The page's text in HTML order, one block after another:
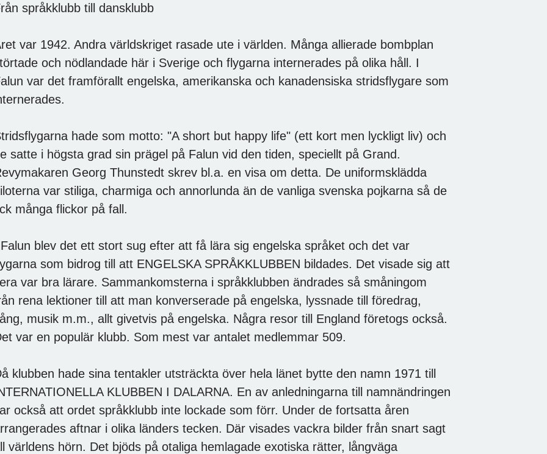
språkklubb till dansklubb
var 1942. Andra världskriget rasade ute i världen. Många allierade bombplan
och nödlandade här i Sverige och flygarna internerades på olika håll. I
var det framförallt engelska, amerikanska och kanadensiska stridsflygare som
hade som motto: "A short but happy life" (ett kort men lyckligt liv) och
satte i högsta grad sin prägel på Falun vid den tiden, speciellt på Grand.
Georg Thunstedt skrev bl.a. en visa om detta. De uniformsklädda
var stiliga, charmiga och annorlunda än de vanliga svenska pojkarna så de
många flickor på fall.
blev det ett stort sug efter att få lära sig engelska språket och det var
som bidrog till att ENGELSKA SPRÅKKLUBBEN bildades. Det visade sig att
var bra lärare. Sammankomsterna i språkklubben ändrades så småningom
rena lektioner till att man konverserade på engelska, lyssnade till föredrag,
musik m.m., allt givetvis på engelska. Några resor till England företogs också.
var en populär klubb. Som mest var antalet medlemmar 509.
klubben hade sina tentakler utsträckta över hela länet bytte den namn 1971 till
KLUBBEN I DALARNA. En av anledningarna till namnändringen
också att ordet språkklubb inte lockade som förr. Under de fortsatta åren
aftnar i olika länders tecken. Där visades vackra bilder från snart sagt
världens hörn. Det bjöds på otaliga hemlagade exotiska rätter, långväga